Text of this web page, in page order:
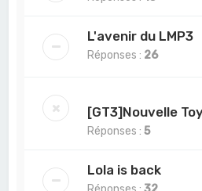
L'avenir du LMP3
Réponses : 26
[GT3]Nouvelle
Réponses :5
Lola is back